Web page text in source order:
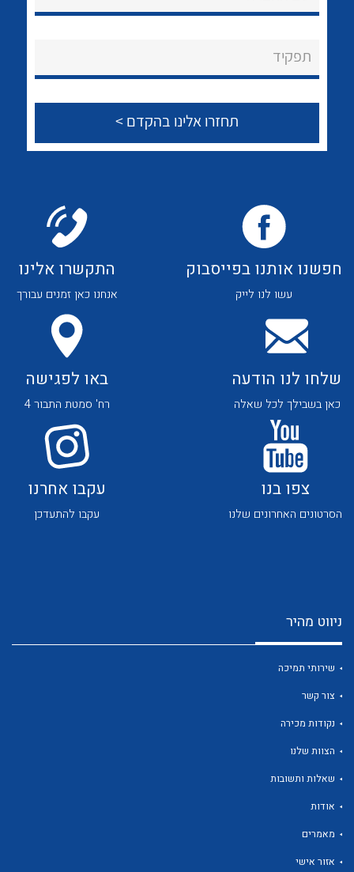
נקודות מכירה
שירותי תמיכה
לכל מוצרי היצרן לכל מוצרי היצרן
לכל מוצרי היצרן לכל מוצרי היצרן
לכל מוצרי היצרן
תפקיד
חפשנו אותנו בפייסבוק
עשו לנו לייק
התקשרו אלינו
אנחנו כאן זמנים עבורך
שלחו לנו הודעה
כאן בשבילך לכל שאלה
באו לפגישה
רח' סמטת התבור 4
צפו בנו
הסרטונים האחרונים שלנו
עקבו אחרנו
עקבו להתעדכן
ניווט מהיר
שירותי תמיכה
צור קשר
נקודות מכירה
הצוות שלנו
שאלות ותשובות
אודות
מאמרים
אזור אישי